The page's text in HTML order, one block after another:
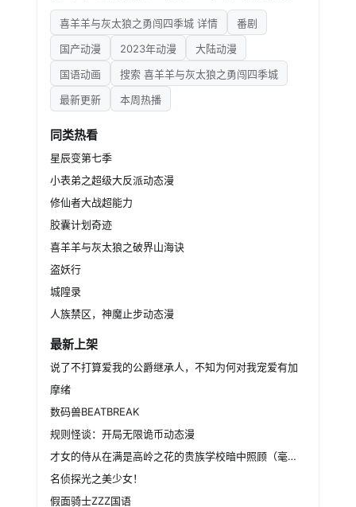
喜羊羊与灰太狼之勇闯四季城 详情
番剧
国产动漫
2023年动漫
大陆动漫
国语动画
搜索 喜羊羊与灰太狼之勇闯四季城
最新更新
本周热播
同类热看
星辰变第七季
小表弟之超级大反派动态漫
修仙者大战超能力
胶囊计划奇迹
喜羊羊与灰太狼之破界山海诀
盗妖行
城隍录
人族禁区，神魔止步动态漫
最新上架
说了不打算爱我的公爵继承人，不知为何对我宠爱有加
摩绪
数码兽BEATBREAK
规则怪谈：开局无限诡币动态漫
才女的侍从在满是高岭之花的贵族学校暗中照顾（毫无生活自理能力的）学院第一大小姐
名侦探光之美少女！
假面骑士ZZZ国语